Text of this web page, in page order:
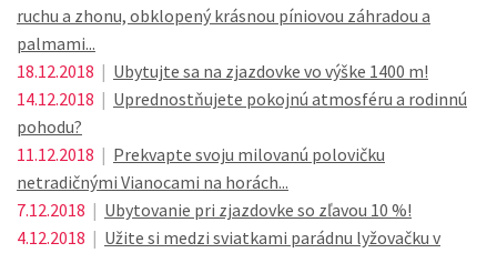
ruchu a zhonu, obklopený krásnou píniovou záhradou a
palmami...
18.12.2018 | Ubytujte sa na zjazdovke vo výške 1400 m!
14.12.2018 | Uprednostňujete pokojnú atmosféru a rodinnú
pohodu?
11.12.2018 | Prekvapte svoju milovanú polovičku
netradičnými Vianocami na horách...
7.12.2018 | Ubytovanie pri zjazdovke so zľavou 10 %!
4.12.2018 | Užite si medzi sviatkami parádnu lyžovačku v